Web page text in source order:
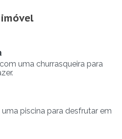
uma churrasqueira para
piscina para desfrutar em